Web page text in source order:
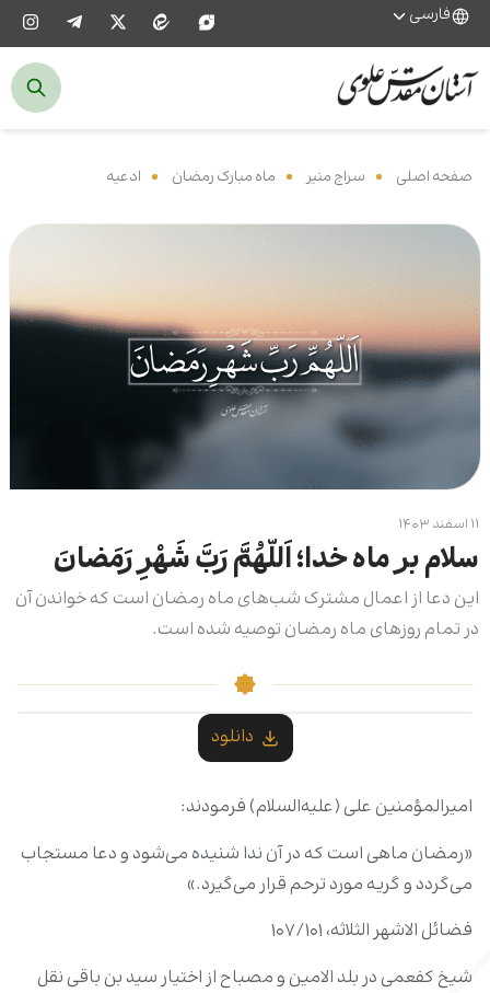
فارسی
صفحه اصلی سراج منیر ماه مبارک رمضان ادعیه
۱۱ اسفند ۱۴۰۳
سلام بر ماه خدا؛ اَللّهُمَّ رَبَّ شَهْرِ رَمَضانَ
این دعا از اعمال مشترک شب‌های ماه رمضان است که خواندن آن
در تمام روزهای ماه رمضان توصیه شده است.
دانلود
امیرالمؤمنین علی (علیه‌السلام) فرمودند:
«رمضان ماهى است که در آن ندا شنیده مى‌شود و دعا مستجاب
مى‌گردد و گریه مورد ترحم قرار مى‌گیرد.»
فضائل الاشهر الثلاثه، ۱۰۷/۱۰۱
شیخ کفعمی در بلد الامین و مصباح از اختیار سید بن باقی نقل